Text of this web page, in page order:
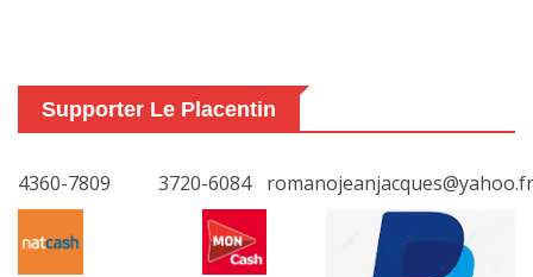
Supporter Le Placentin
4360-7809 3720-6084 romanojeanjacques@yahoo.fr